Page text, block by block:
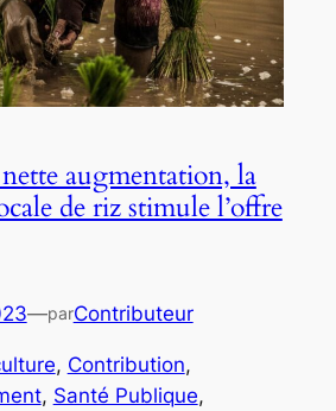
augmentation, la
de riz stimule l’offre
—parContributeur
, Contribution
, Santé Publique